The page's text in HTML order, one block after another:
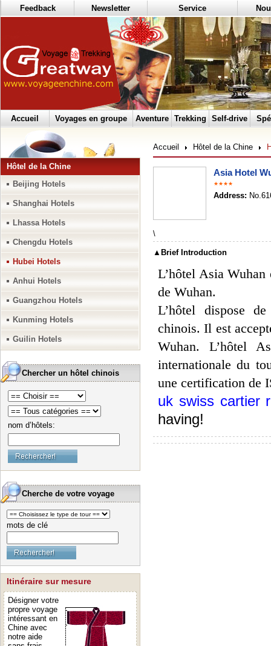
Feedback Newsletter Service
Accueil Voyages en groupe Aventure Trekking Self-drive
Hôtel de la Chine
Beijing Hotels
Shanghai Hotels
Lhassa Hotels
Chengdu Hotels
Hubei Hotels
Anhui Hotels
Guangzhou Hotels
Kunming Hotels
Guilin Hotels
Chercher un hôtel chinois
nom d’hôtels:
Cherche de votre voyage
mots de clé
Itinéraire sur mesure
Désigner votre
propre voyage
intéressant en
Chine avec
notre aide
Accueil Hôtel de la Chine
Asia Hotel
★★★★
Address:
\
▲Brief Introduction
L’hôtel Asia
de Wuhan.
L’hôtel dispose
chinois. Il est
Wuhan. L’hôtel
internationale du
une certification de
uk swiss cartier
having!